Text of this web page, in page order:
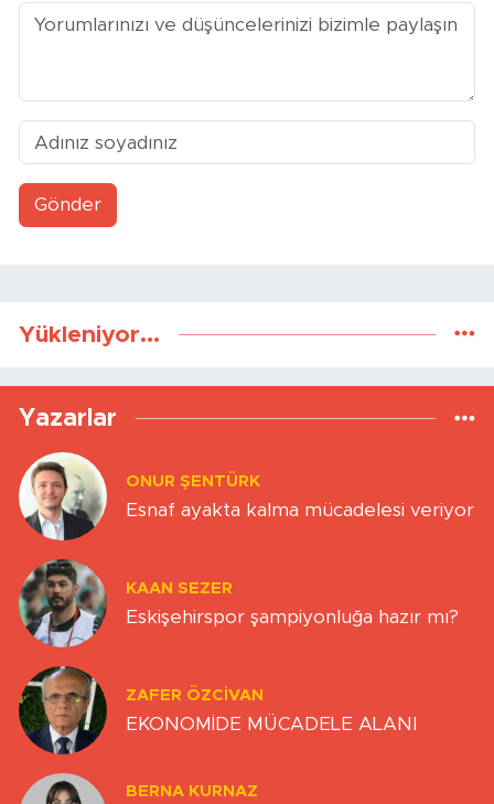
Gönder
Yükleniyor...
Yazarlar
ONUR ŞENTÜRK
Esnaf ayakta kalma mücadelesi veriyor
KAAN SEZER
Eskişehirspor şampiyonluğa hazır mı?
ZAFER ÖZCIVAN
EKONOMİDE MÜCADELE ALANI
BERNA KURNAZ